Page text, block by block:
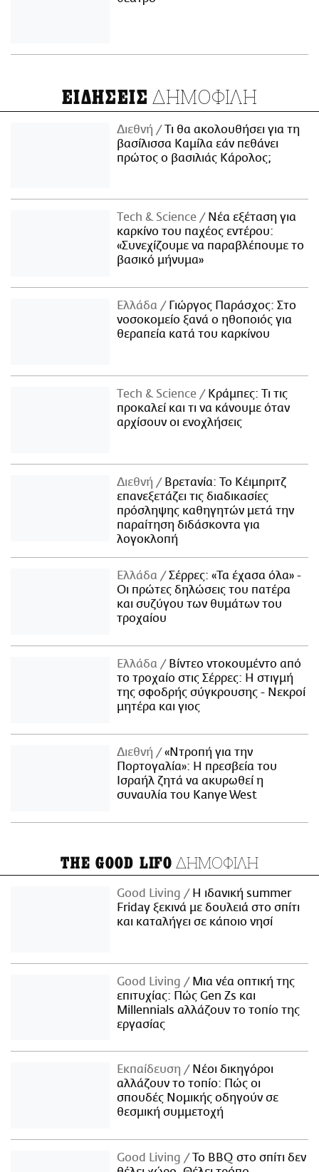
ΕΙΔΗΣΕΙΣ ΔΗΜΟΦΙΛΗ
Διεθνή
Τι θα ακολουθήσει για τη
βασίλισσα Καμίλα εάν πεθάνει
πρώτος ο βασιλιάς Κάρολος;
Τech & Science
Νέα εξέταση για
καρκίνο του παχέος εντέρου:
«Συνεχίζουμε να παραβλέπουμε το
βασικό μήνυμα»
Ελλάδα
Γιώργος Παράσχος: Στο
νοσοκομείο ξανά ο ηθοποιός για
θεραπεία κατά του καρκίνου
Τech & Science
Κράμπες: Τι τις
προκαλεί και τι να κάνουμε όταν
αρχίσουν οι ενοχλήσεις
Διεθνή
Βρετανία: Το Κέιμπριτζ
επανεξετάζει τις διαδικασίες
πρόσληψης καθηγητών μετά την
παραίτηση διδάσκοντα για
λογοκλοπή
Ελλάδα
Σέρρες: «Τα έχασα όλα» -
Οι πρώτες δηλώσεις του πατέρα
και συζύγου των θυμάτων του
τροχαίου
Ελλάδα
Βίντεο ντοκουμέντο από
το τροχαίο στις Σέρρες: Η στιγμή
της σφοδρής σύγκρουσης - Νεκροί
μητέρα και γιος
Διεθνή
«Ντροπή για την
Πορτογαλία»: Η πρεσβεία του
Ισραήλ ζητά να ακυρωθεί η
συναυλία του Kanye West
THE GOOD LIFO ΔΗΜΟΦΙΛΗ
Good Living
Η ιδανική summer
Friday ξεκινά με δουλειά στο σπίτι
και καταλήγει σε κάποιο νησί
Good Living
Μια νέα οπτική της
επιτυχίας: Πώς Gen Zs και
Millennials αλλάζουν το τοπίο της
εργασίας
Εκπαίδευση
Νέοι δικηγόροι
αλλάζουν το τοπίο: Πώς οι
σπουδές Νομικής οδηγούν σε
θεσμική συμμετοχή
Good Living
Το BBQ στο σπίτι δεν